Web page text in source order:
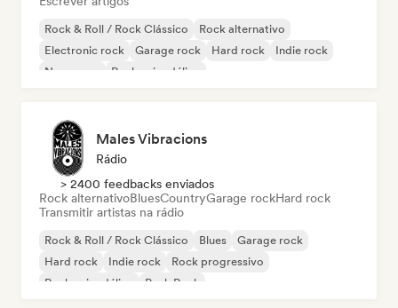
Rock & Roll / Rock Clássico
Rock alternativo
Electronic rock
Garage rock Hard rock
Indie rock
New wave
Rock psicodélico
Males Vibracions
Rádio
> 2400 feedbacks enviados
Rock alternativoBluesCountryGarage rockHard rock
Transmitir artistas na rádio
Rock & Roll / Rock Clássico Blues
Garage rock
Hard rock
Indie rock
Rock progressivo
Rock psicodélico
Punk Rock